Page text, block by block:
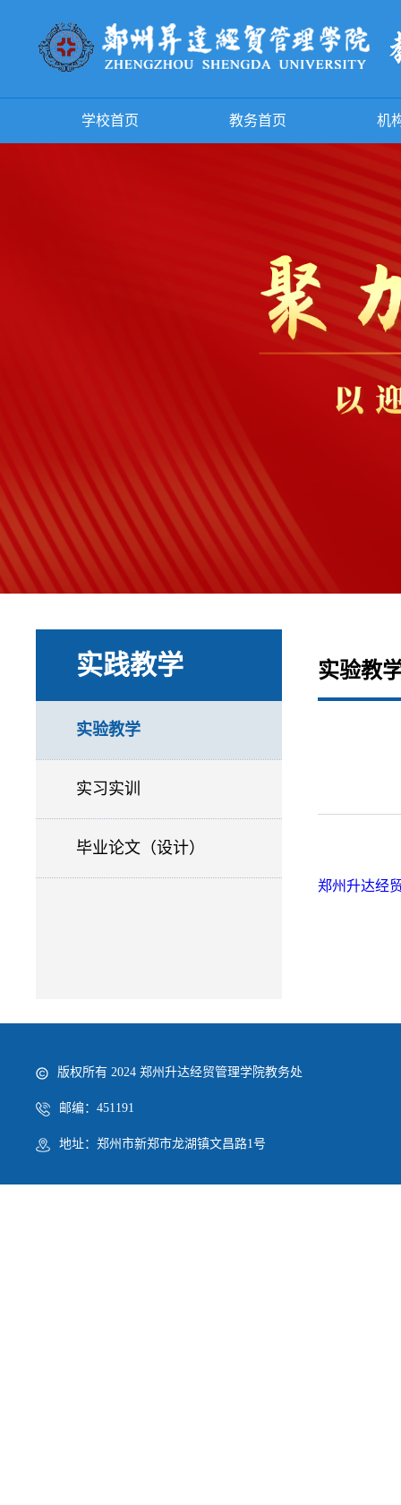
学校首页 教务首页 机
实践教学
实验教学
实习实训
毕业论文（设计）
实验教
郑州升达经
版权所有 2024 郑州升达经贸管理学院教务处
邮编：451191
地址：郑州市新郑市龙湖镇文昌路1号